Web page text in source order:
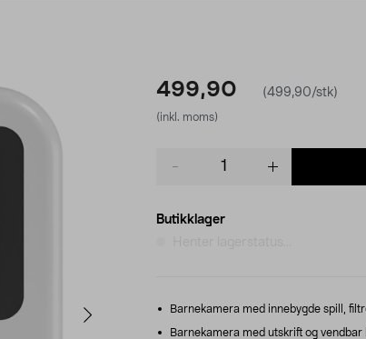
499,90 (499,90/stk)
(inkl. moms)
Butikklager
Barnekamera med innebygde spill,
Barnekamera med utskrift og vendbar